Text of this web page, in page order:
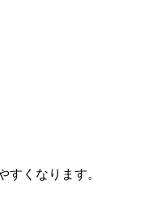
すくなります。